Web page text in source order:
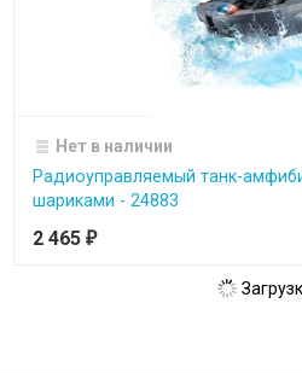
Нет в наличии
Радиоуправляемый танк-
шариками - 24883
2 465 ₽